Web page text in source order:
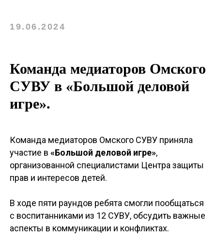
19.06.2024
Команда медиаторов Омского
СУВУ в «Большой деловой
игре».
Команда медиаторов Омского СУВУ приняла
участие в «Большой деловой игре»,
организованной специалистами Центра защиты
прав и интересов детей.
В ходе пяти раундов ребята смогли пообщаться
с воспитанниками из 12 СУВУ, обсудить важные
аспекты в коммуникации и конфликтах.